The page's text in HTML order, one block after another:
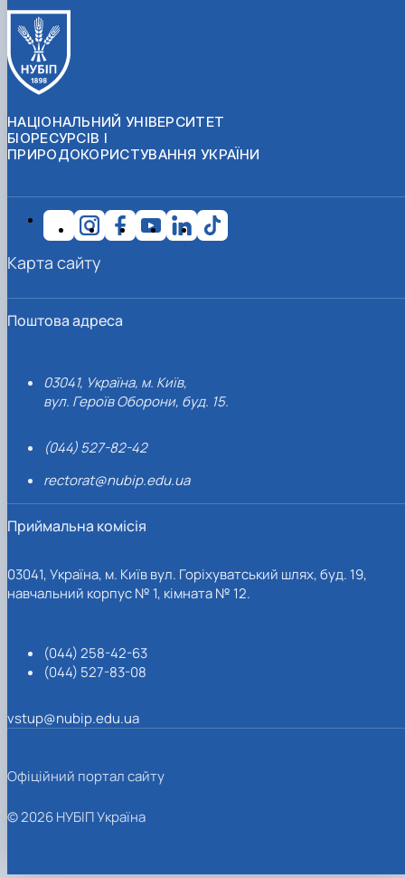
НАЦІОНАЛЬНИЙ УНІВЕРСИТЕТ
БІОРЕСУРСІВ І
ПРИРОДОКОРИСТУВАННЯ УКРАЇНИ
Поштова адреса
03041, Україна, м. Київ,
вул. Героїв Оборони, буд. 15.
(044) 527-82-42
rectorat@nubip.edu.ua
Приймальна комісія
03041, Україна, м. Київ вул. Горіхуватський шлях, буд. 19,
навчальний корпус № 1, кімната № 12.
(044) 258-42-63
(044) 527-83-08
vstup@nubip.edu.ua
Карта сайту
Офіційний портал сайту
© 2026 НУБІП Україна